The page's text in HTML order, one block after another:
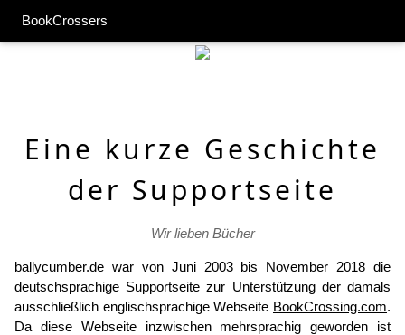
BookCrossers
Eine kurze Geschichte
der Supportseite
Wir lieben Bücher
ballycumber.de war von Juni 2003 bis November 2018 die
deutschsprachige Supportseite zur Unterstützung der damals
ausschließlich englischsprachige Webseite BookCrossing.com.
Da diese Webseite inzwischen mehrsprachig geworden ist